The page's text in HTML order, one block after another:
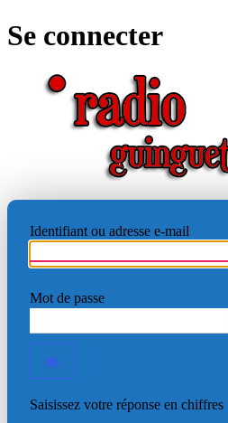
Se connecter
Identifiant ou adresse e-mail
Mot de passe
Saisissez votre réponse en chiffres